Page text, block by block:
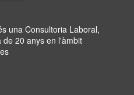
una Consultoria Laboral,
20 anys en l'àmbit